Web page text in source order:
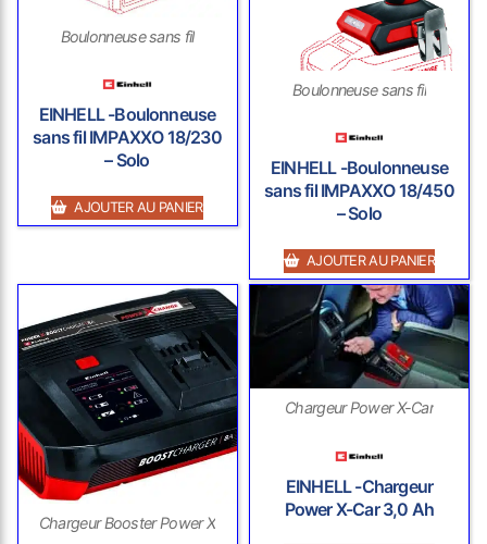
Boulonneuse sans fil
EINHELL -Boulonneuse
sans fil IMPAXXO 18/230
– Solo
AJOUTER AU PANIER
Boulonneuse sans fil
EINHELL -Boulonneuse
sans fil IMPAXXO 18/450
– Solo
AJOUTER AU PANIER
Chargeur Booster Power X
Chargeur Power X-Car
EINHELL -Chargeur
Power X-Car 3,0 Ah